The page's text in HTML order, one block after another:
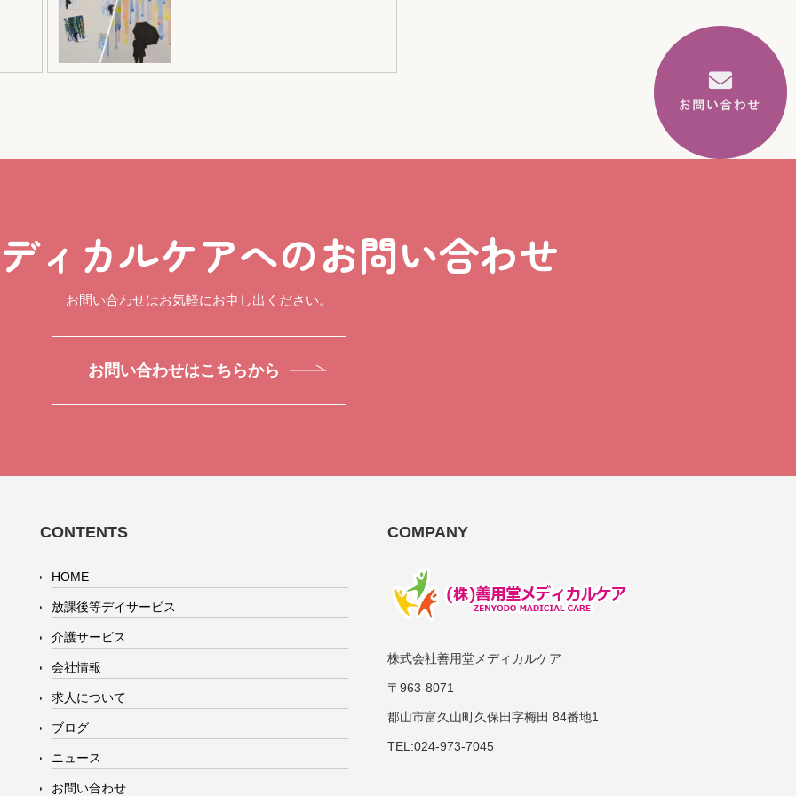
ィカルケアへのお問い合わせ
お問い合わせはお気軽にお申し出ください。
お問い合わせはこちらから
CONTENTS
HOME
放課後等デイサービス
介護サービス
会社情報
求人について
ブログ
ニュース
お問い合わせ
COMPANY
株式会社善用堂メディカルケア
〒963-8071
郡山市富久山町久保田字梅田 84番地1
TEL:024-973-7045